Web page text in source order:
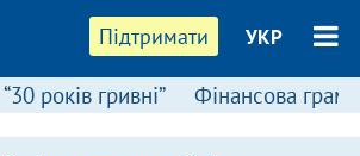
Підтримати УКР
“30 років гривні” Фінансова